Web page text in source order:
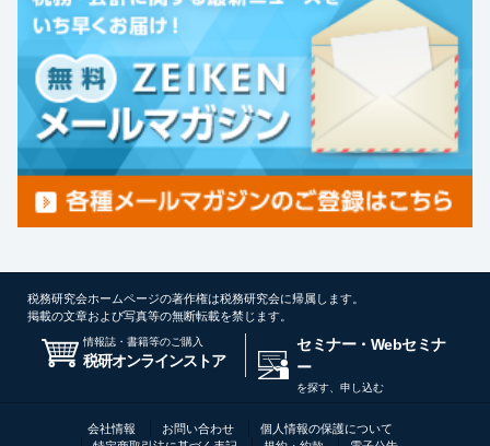
税務研究会ホームページの著作権は税務研究会に帰属します。
掲載の文章および写真等の無断転載を禁じます。
情報誌・書籍等のご購入
税研オンラインストア
セミナー・Webセミナ
ー
を探す、申し込む
会社情報 お問い合わせ
個人情報の保護について